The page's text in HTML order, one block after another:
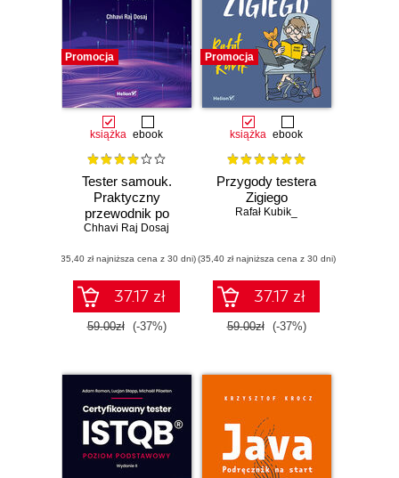
Promocja
książka ebook
Tester samouk.
Praktyczny
przewodnik po
testowaniu
na bazie gotowego
projektu
Chhavi Raj Dosaj
(35,40 zł najniższa cena z 30 dni)
37.17 zł
59.00zł (-37%)
Promocja
książka ebook
Przygody testera
Zigiego
Rafał Kubik_
(35,40 zł najniższa cena z 30 dni)
37.17 zł
59.00zł (-37%)